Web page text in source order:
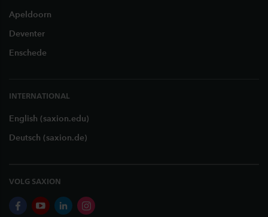
Apeldoorn
Deventer
Enschede
INTERNATIONAL
English (saxion.edu)
Deutsch (saxion.de)
VOLG SAXION
facebookyoutubelinkedininstagram